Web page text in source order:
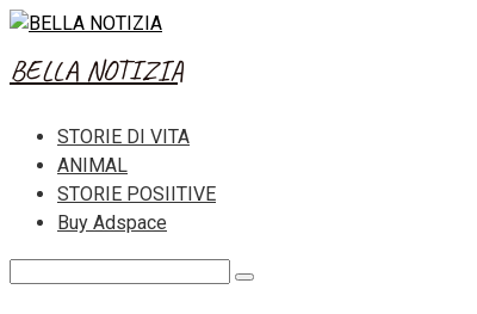
Skip
content
BELLA NOTIZIA
STORIE DI VITA
ANIMAL
STORIE POSIITIVE
Buy Adspace